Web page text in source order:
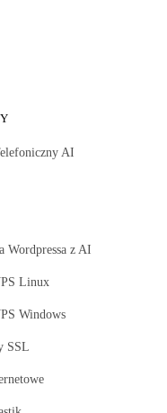
AI
Wordpressa z AI
Linux
Windows
SSL